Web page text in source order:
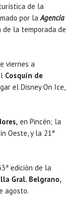
de la
por laAgencia
la temporada de
viernes a
Cosquín de
el Disney On Ice,
en Pincén; la
Oeste, y la 21ª
edición de la
Gral. Belgrano,
agosto.